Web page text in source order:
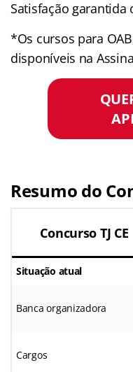
Satisfação
*Os cursos para
disponíveis na
Resumo do
Concurso TJ CE
Situação atual
Banca organizadora
Cargos